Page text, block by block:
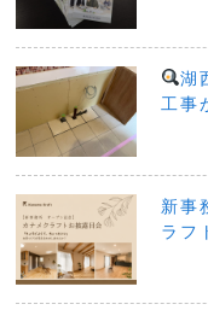
湖
工事
新事
ラフ